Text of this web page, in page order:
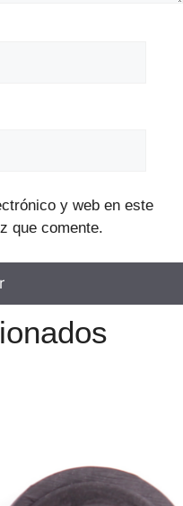
y web en este
que comente.